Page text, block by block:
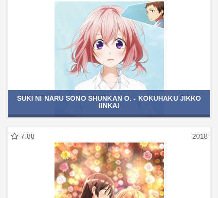
SUKI NI NARU SONO SHUNKAN O. - KOKUHAKU JIKKO
IINKAI
7.88 2018